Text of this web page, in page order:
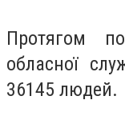
Протягом
обласної
36145 людей.